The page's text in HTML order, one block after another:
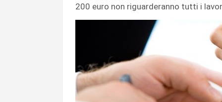
200 euro non riguarderanno tutti i